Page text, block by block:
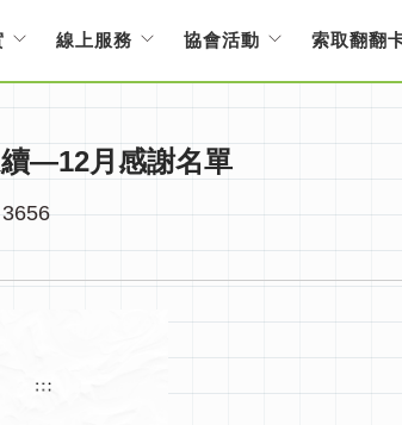
線上服務 協會活動 索取翻翻
—12月感謝名單
3656